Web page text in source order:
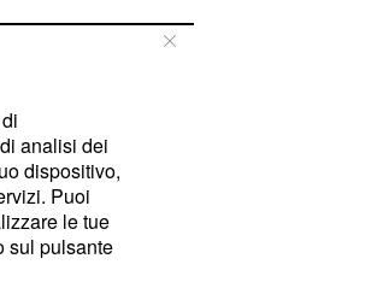
analisi dei
dispositivo,
Puoi
le tue
sul pulsante